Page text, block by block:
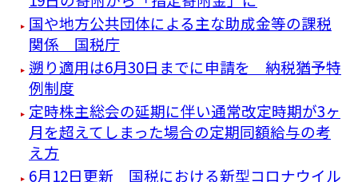
国や地方公共団体による主な助成金等の課税
関係 国税庁
遡り適用は6月30日までに申請を 納税猶予特
例制度
定時株主総会の延期に伴い通常改定時期が3ヶ
月を超えてしまった場合の定期同額給与の考
え方
6月12日更新 国税における新型コロナウイル